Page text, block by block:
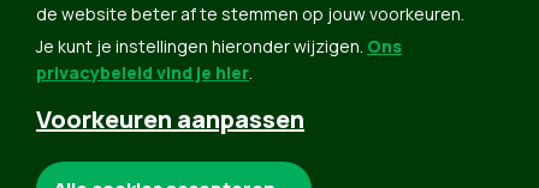
Bekijk kalender
Verleng je lidmaatschap
Programma oktober 2024
Programma juni 2024
Downloads
de website beter af te stemmen op jouw voorkeuren.
Je kunt je instellingen hieronder wijzigen. Ons
privacybeleid vind je hier.
Voorkeuren aanpassen